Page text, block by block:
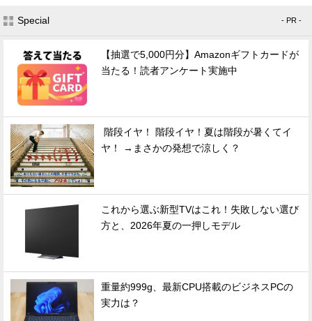
Special - PR -
【抽選で5,000円分】Amazonギフトカードが
当たる！読者アンケート実施中
階段イヤ！ 階段イヤ！夏は階段が暑くてイ
ヤ！ →まさかの発想で涼しく？
これから選ぶ新型TVはこれ！失敗しない選び
方と、2026年夏の一押しモデル
重量約999g、最新CPU搭載のビジネスPCの
実力は？